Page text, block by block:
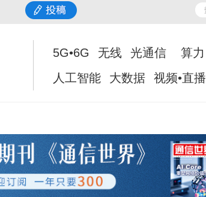
5G•6G 无线 光通信
算力
人工智能
大数据 视频•直播